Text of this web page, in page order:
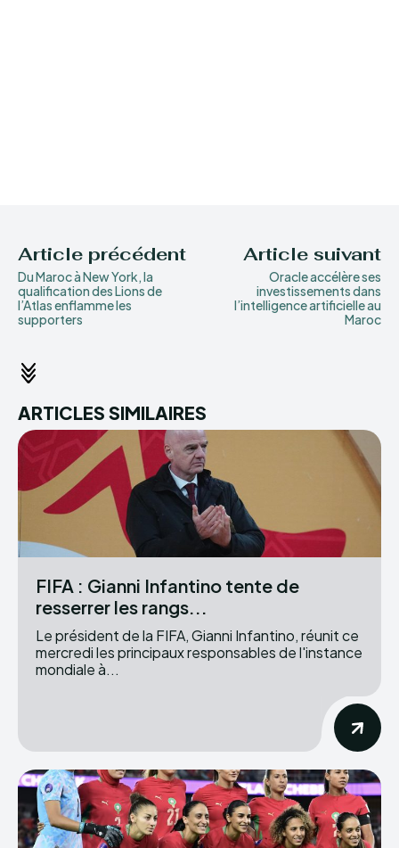
Article précédent
Du Maroc à New York, la
qualification des Lions de
l’Atlas enflamme les
supporters
Article suivant
Oracle accélère ses
investissements dans
l’intelligence artificielle au
Maroc
ARTICLES SIMILAIRES
FIFA : Gianni Infantino tente de
resserrer les rangs...
Le président de la FIFA, Gianni Infantino, réunit ce
mercredi les principaux responsables de l'instance
mondiale à...